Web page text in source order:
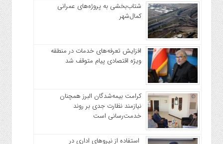
شتاب‌بخشی به پروژه‌های عمرانی
کمال‌شهر
افزایش تعرفه‌های خدمات در منطقه
ویژه اقتصادی پیام متوقف شد
کرامت بیمه‌شدگان البرز همچنان
نیازمند نظارت جدی بر روند
خدمت‌رسانی است
استفاده از نیروهای اداری در